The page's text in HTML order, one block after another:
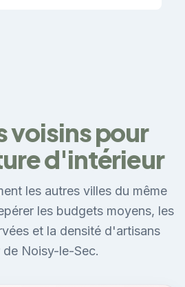
voisins pour
d'intérieur
les autres villes du même
les budgets moyens, les
et la densité d'artisans
de Noisy-le-Sec.